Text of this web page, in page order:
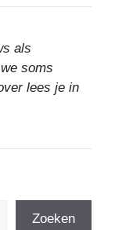
als
soms
lees je in
Zoeken